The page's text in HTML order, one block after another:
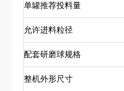
单罐推荐投料量
允许进料粒径
配套研磨球规格
整机外形尺寸